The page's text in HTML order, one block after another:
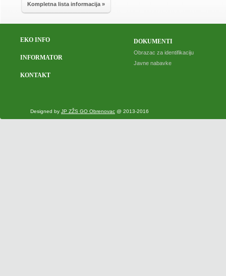
Kompletna lista informacija »
EKO INFO
INFORMATOR
KONTAKT
DOKUMENTI
Obrazac za identifikaciju
Javne nabavke
Designed by JP ZŽS GO Obrenovac @ 2013-2016